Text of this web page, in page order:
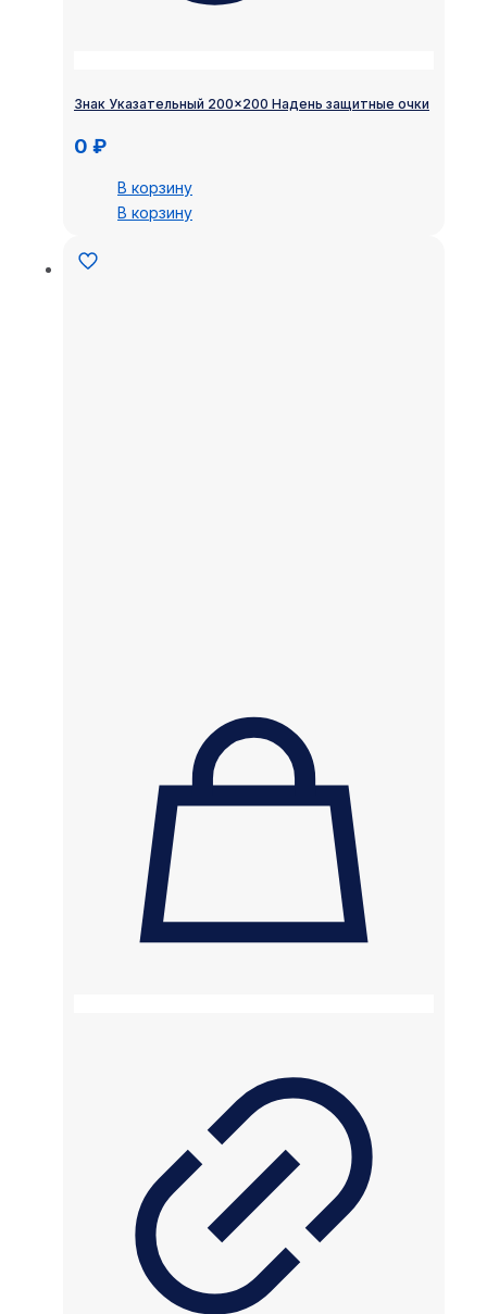
Знак Указательный 200×200 Надень защитные очки
0 ₽
В корзину
В корзину